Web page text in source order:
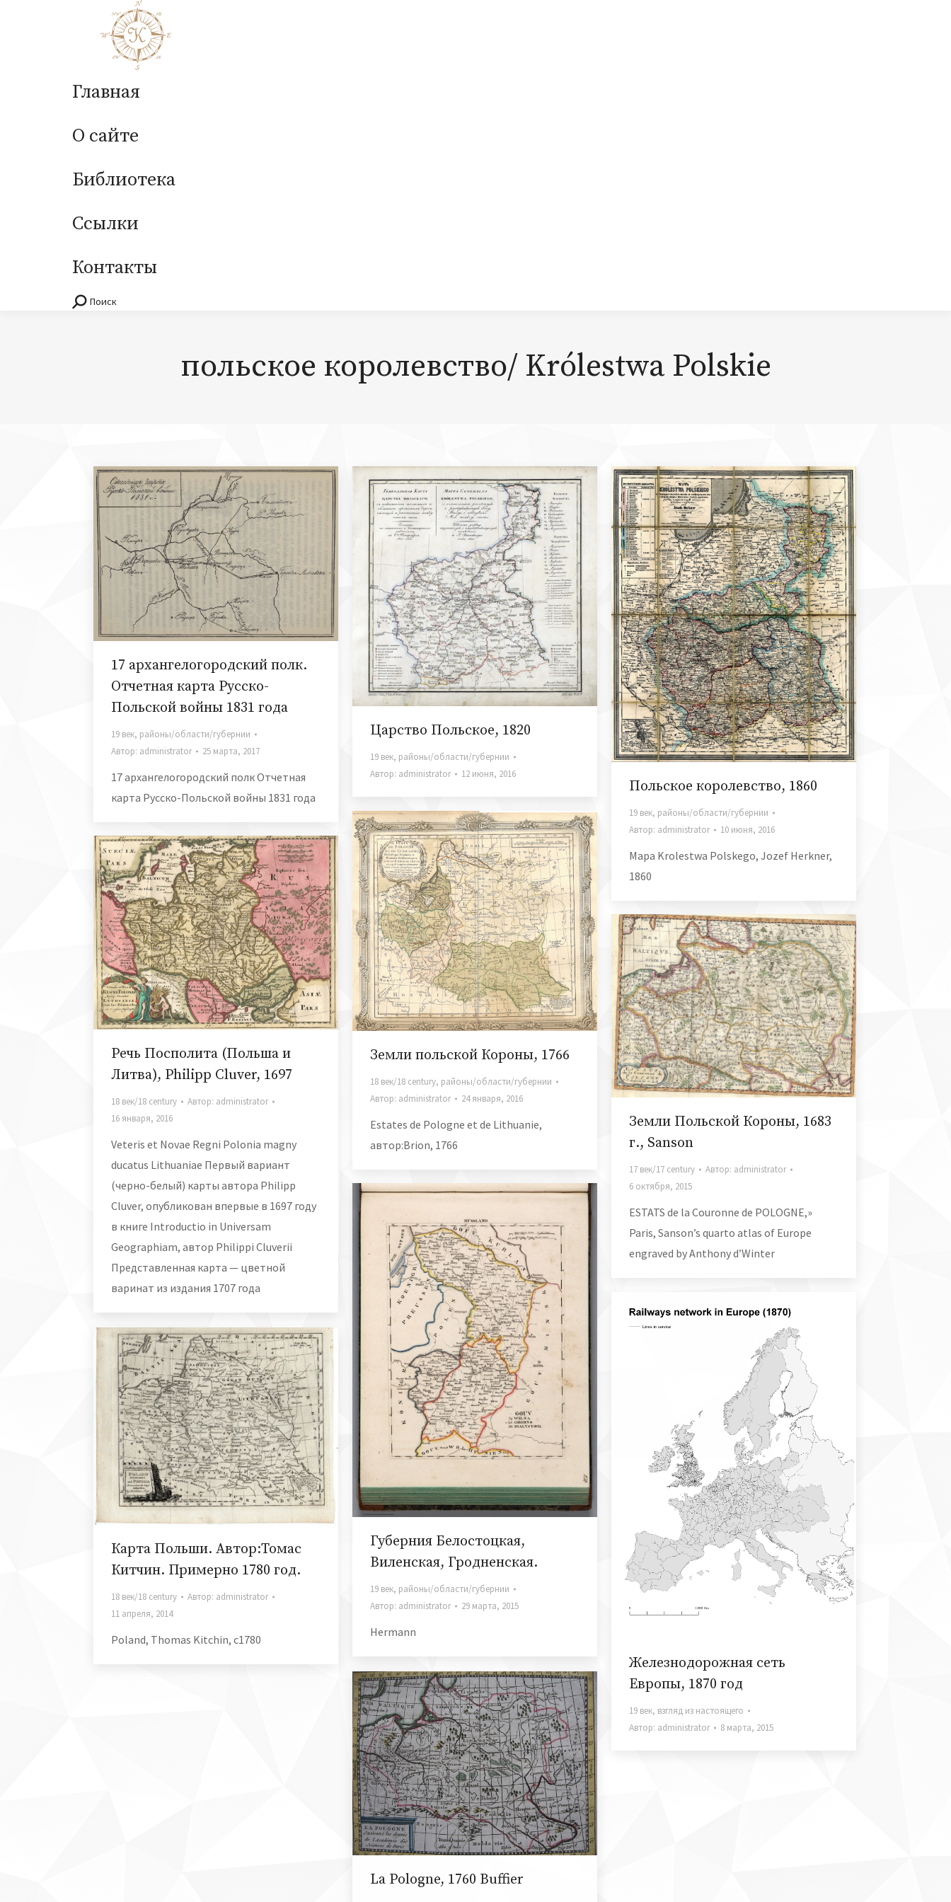
Главная
О сайте
Библиотека
Ссылки
Контакты
Поиск:Поиск
польское королевство/ Królestwa Polskie
17 архангелогородский полк.
Отчетная карта Русско-
Польской войны 1831 года
19 век, районы/области/губернии
Автор: administrator 25 марта, 2017
17 архангелогородский полк Отчетная
карта Русско-Польской войны 1831 года
Царство Польское, 1820
19 век, районы/области/губернии
Автор: administrator 12 июня, 2016
Польское королевство, 1860
19 век, районы/области/губернии
Автор: administrator 10 июня, 2016
Mapa Krolestwa Polskego, Jozef Herkner,
1860
Земли польской Короны, 1766
18 век/18 century, районы/области/губернии
Автор: administrator 24 января, 2016
Estates de Pologne et de Lithuanie,
автор:Brion, 1766
Речь Посполита (Польша и
Литва), Philipp Cluver, 1697
18 век/18 century Автор: administrator
16 января, 2016
Veteris et Novae Regni Polonia magny
ducatus Lithuaniae Первый вариант
(черно-белый) карты автора Philipp
Cluver, опубликован впервые в 1697 году
в книге Introductio in Universam
Geographiam, автор Philippi Cluverii
Представленная карта — цветной
варинат из издания 1707 года
Земли Польской Короны, 1683
г., Sanson
17 век/17 century Автор: administrator
6 октября, 2015
ESTATS de la Couronne de POLOGNE,»
Paris, Sanson’s quarto atlas of Europe
engraved by Anthony d’Winter
Губерния Белостоцкая,
Виленская, Гродненская.
19 век, районы/области/губернии
Автор: administrator 29 марта, 2015
Hermann
Железнодорожная сеть
Европы, 1870 год
19 век, взгляд из настоящего
Автор: administrator 8 марта, 2015
Карта Польши. Автор:Томас
Китчин. Примерно 1780 год.
18 век/18 century Автор: administrator
11 апреля, 2014
Poland, Thomas Kitchin, c1780
La Pologne, 1760 Buffier